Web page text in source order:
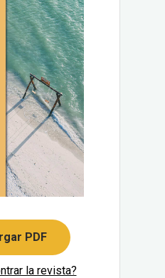
PDF
la revista?